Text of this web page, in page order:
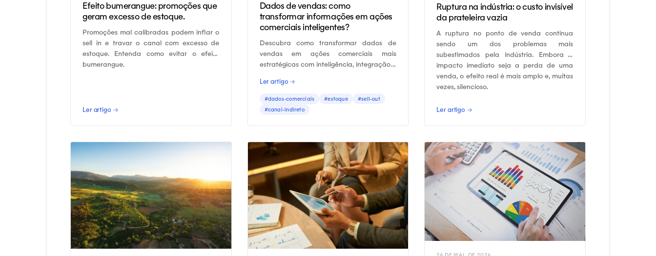
Efeito bumerangue: promoções que
geram excesso de estoque.
Promoções mal calibradas podem inflar o
sell in e travar o canal com excesso de
estoque. Entenda como evitar o efeito
bumerangue.
Ler artigo →
Dados de vendas: como
transformar informações em ações
comerciais inteligentes?
Descubra como transformar dados de
vendas em ações comerciais mais
estratégicas com inteligência, integração e
Ler artigo →
#dados-comerciais #estoque
#sell-out
#canal-indireto
Ruptura na indústria: o custo invisível
da prateleira vazia
A ruptura no ponto de venda continua
sendo um dos problemas mais
subestimados pela indústria. Embora o
impacto imediato seja a perda de uma
venda, o efeito real é mais amplo e, muitas
vezes, silencioso.
Ler artigo →